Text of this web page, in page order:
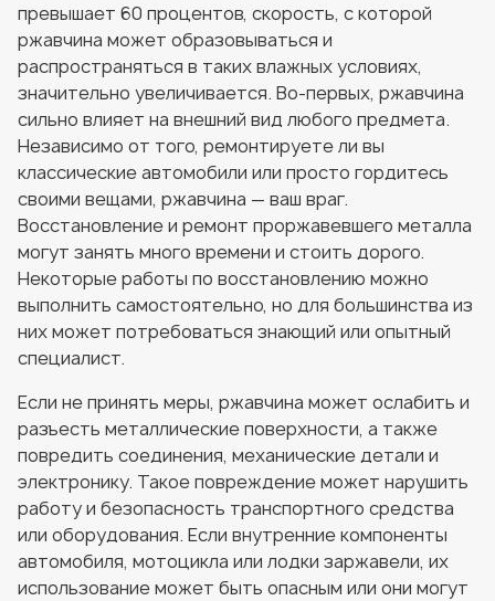
превышает 60 процентов, скорость, с которой
ржавчина может образовываться и
распространяться в таких влажных условиях,
значительно увеличивается. Во-первых, ржавчина
сильно влияет на внешний вид любого предмета.
Независимо от того, ремонтируете ли вы
классические автомобили или просто гордитесь
своими вещами, ржавчина — ваш враг.
Восстановление и ремонт проржавевшего металла
могут занять много времени и стоить дорого.
Некоторые работы по восстановлению можно
выполнить самостоятельно, но для большинства из
них может потребоваться знающий или опытный
специалист.
Если не принять меры, ржавчина может ослабить и
разъесть металлические поверхности, а также
повредить соединения, механические детали и
электронику. Такое повреждение может нарушить
работу и безопасность транспортного средства
или оборудования. Если внутренние компоненты
автомобиля, мотоцикла или лодки заржавели, их
использование может быть опасным или они могут